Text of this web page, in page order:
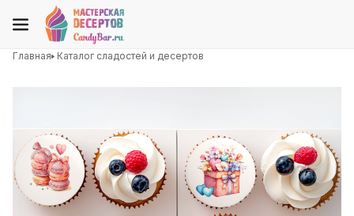
Главная Каталог сладостей и десертов